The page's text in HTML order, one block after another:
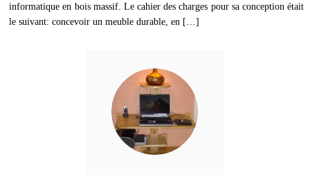
informatique en bois massif. Le cahier des charges pour sa conception était
le suivant: concevoir un meuble durable, en […]